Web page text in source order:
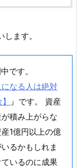
ます。
です。
なる人は絶対
』です。 資産
積み上がらな
1億円以上の億
るかもしれま
いるのに成果